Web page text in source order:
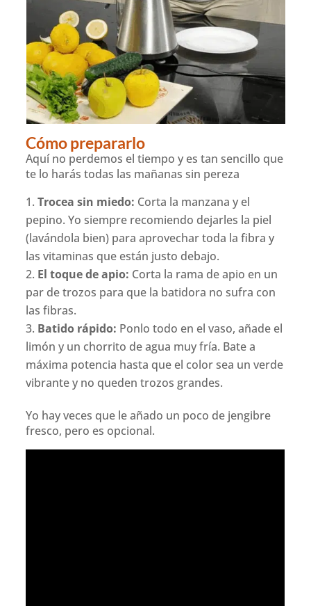
Cómo prepararlo
Aquí no perdemos el tiempo y es tan sencillo que
te lo harás todas las mañanas sin pereza
Trocea sin miedo: Corta la manzana y el
pepino. Yo siempre recomiendo dejarles la piel
(lavándola bien) para aprovechar toda la fibra y
las vitaminas que están justo debajo.
El toque de apio: Corta la rama de apio en un
par de trozos para que la batidora no sufra con
las fibras.
Batido rápido: Ponlo todo en el vaso, añade el
limón y un chorrito de agua muy fría. Bate a
máxima potencia hasta que el color sea un verde
vibrante y no queden trozos grandes.
Yo hay veces que le añado un poco de jengibre
fresco, pero es opcional.